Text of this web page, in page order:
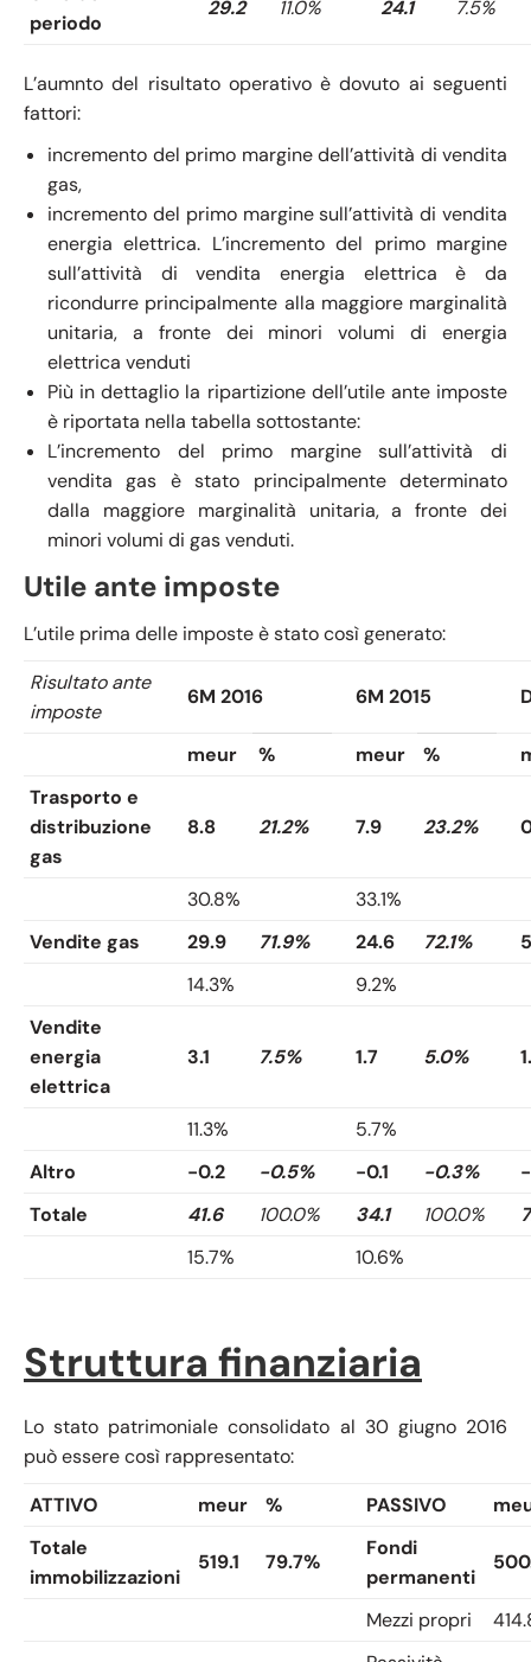
periodo
29.2 11.0% 24.1 7.5%
L’aumnto del risultato operativo è dovuto ai seguenti
fattori:
incremento del primo margine dell’attività di vendita
gas,
incremento del primo margine sull’attività di vendita
energia elettrica. L’incremento del primo margine
sull’attività di vendita energia elettrica è da
ricondurre principalmente alla maggiore marginalità
unitaria, a fronte dei minori volumi di energia
elettrica venduti
Più in dettaglio la ripartizione dell’utile ante imposte
è riportata nella tabella sottostante:
L’incremento del primo margine sull’attività di
vendita gas è stato principalmente determinato
dalla maggiore marginalità unitaria, a fronte dei
minori volumi di gas venduti.
Utile ante imposte
L’utile prima delle imposte è stato così generato:
Risultato ante
imposte
6M 2016 6M 2015
meur % meur %
Trasporto e
distribuzione
gas
8.8 21.2% 7.9 23.2%
30.8%
33.1%
Vendite gas
29.9 71.9% 24.6 72.1%
14.3%
9.2%
Vendite
energia
elettrica
3.1 7.5% 1.7 5.0%
11.3%
5.7%
Altro
-0.2 -0.5% -0.1 -0.3%
Totale
41.6 100.0% 34.1 100.0%
15.7%
10.6%
Struttura finanziaria
Lo stato patrimoniale consolidato al 30 giugno 2016
può essere così rappresentato:
ATTIVO
meur % PASSIVO
Totale
immobilizzazioni
519.1 79.7%
Fondi
permanenti
Mezzi propri